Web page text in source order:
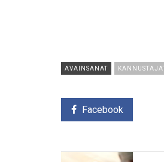
AVAINSANAT KANNUSTAJAT
Facebook